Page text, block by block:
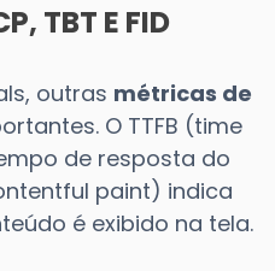
TBT E FID
outras métricas de
O TTFB (time
de resposta do
paint) indica
é exibido na tela.